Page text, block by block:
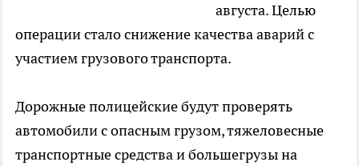
августа. Целью
операции стало снижение качества аварий с
участием грузового транспорта.
Дорожные полицейские будут проверять
автомобили с опасным грузом, тяжеловесные
транспортные средства и большегрузы на